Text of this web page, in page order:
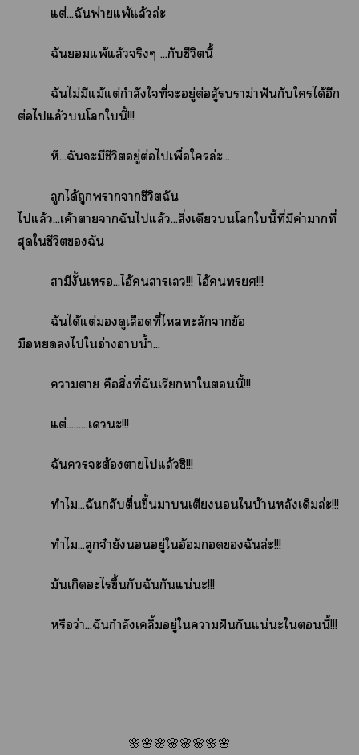
แต่...ฉันพ่ายแพ้แล้วล่ะ
ฉันแพ้แล้วจริงๆ ...กับชีวิตนี้
ฉันไม่มีแม้แต่กำลังใที่ะอยู่ต่อสู้าฆ่าฟันกับใได้อีก
ต่อไแล้วโในี้!!!
หึ...ฉันะมีชีวิตอยู่ต่อไเพื่อใล่ะ...
ลูกได้ถูกาาชีวิตฉัน
ไแล้ว...เค้าาาฉันไแล้ว...สิ่งเดียวโในี้ที่มีค่าาที่
สุดใชีวิตฉัน
สามีงั้นเ...ไอ้าเ!!! ไอ้!!!
ฉันได้แต่ดูเลือดที่ไทะลักาข้อ
มือไใอ่างาน้ำ...
าา คือสิ่งที่ฉันเรียกาในี้!!!
แต่.........เะ!!!
ฉันะต้องาไแล้วซิ!!!
ทำไม...ฉันกลับตื่นขึ้นานเตียงใบ้านหลังเดิมล่ะ!!!
ทำไม...ลูกจ๋ายังอยู่ใอ้อมฉันล่ะ!!!
มันเกิดะไขึ้นกับฉันกันแน่นะ!!!
หรือว่า...ฉันกำลังเคลิ้มอยู่ใาฝันกันแน่นะในี้!!!
🌸🌸🌸🌸🌸🌸🌸🌸